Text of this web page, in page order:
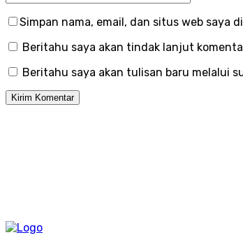
Simpan nama, email, dan situs web saya
Beritahu saya akan tindak lanjut
Beritahu saya akan tulisan baru melalui